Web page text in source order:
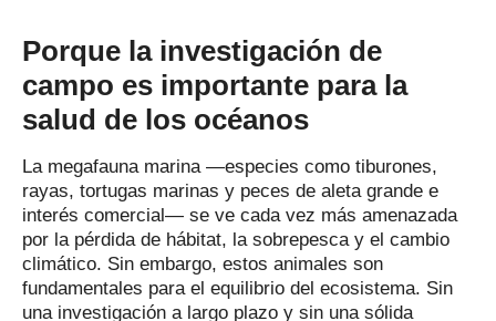
Porque la investigación de
campo es importante para la
salud de los océanos
La megafauna marina —especies como tiburones,
rayas, tortugas marinas y peces de aleta grande e
interés comercial— se ve cada vez más amenazada
por la pérdida de hábitat, la sobrepesca y el cambio
climático. Sin embargo, estos animales son
fundamentales para el equilibrio del ecosistema. Sin
una investigación a largo plazo y sin una sólida